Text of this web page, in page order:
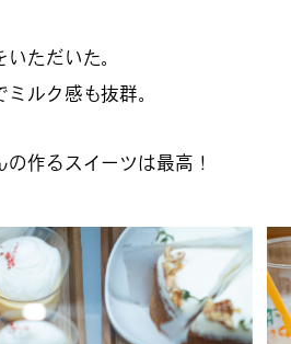
ただいた。
ルク感も抜群。
作るスイーツは最高！